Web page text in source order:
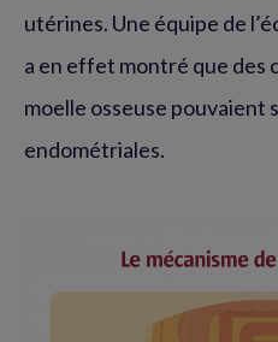
utérines. Une équipe de
a en effet montré que des
moelle osseuse pouvaient
endométriales.